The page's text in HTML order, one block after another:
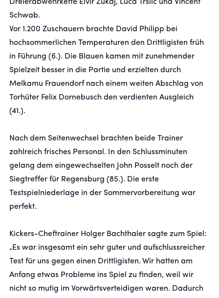
Dreierabwehrkette Elvir Zukaj, Luca Trslic und Vincent
Schwab.
Vor 1.200 Zuschauern brachte David Philipp bei
hochsommerlichen Temperaturen den Drittligisten früh
in Führung (6.). Die Blauen kamen mit zunehmender
Spielzeit besser in die Partie und erzielten durch
Melkamu Frauendorf nach einem weiten Abschlag von
Torhüter Felix Dornebusch den verdienten Ausgleich
(41.).
Nach dem Seitenwechsel brachten beide Trainer
zahlreich frisches Personal. In den Schlussminuten
gelang dem eingewechselten John Posselt noch der
Siegtreffer für Regensburg (85.). Die erste
Testspielniederlage in der Sommervorbereitung war
perfekt.
Kickers-Cheftrainer Holger Bachthaler sagte zum Spiel:
„Es war insgesamt ein sehr guter und aufschlussreicher
Test für uns gegen einen Drittligisten. Wir hatten am
Anfang etwas Probleme ins Spiel zu finden, weil wir
nicht so mutig im Vorwärtsverteidigen waren. Dadurch